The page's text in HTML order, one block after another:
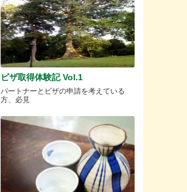
ビザ取得体験記 Vol.1
パートナーとビザの申請を考えている
方、必見